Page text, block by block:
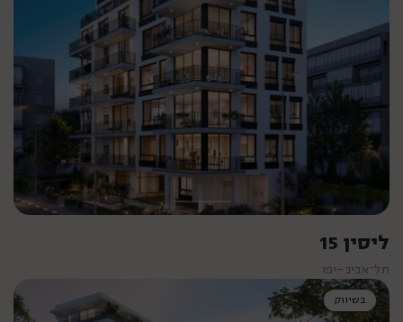
ליסין 15
תל־אביב–יפו
דירת 3 חדרים החל מ- 3,050,000 ₪ בשיווק